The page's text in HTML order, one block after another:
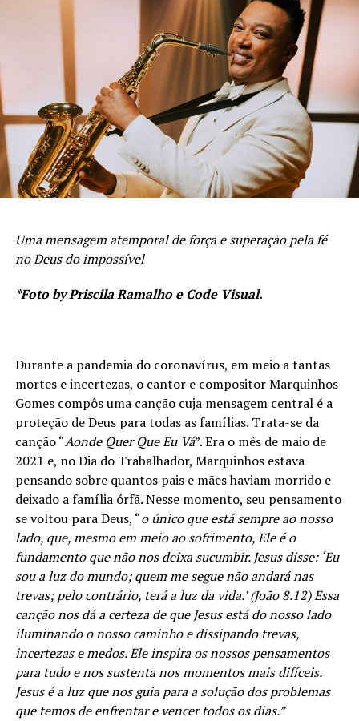
Uma mensagem atemporal de força e superação pela fé
no Deus do impossível
*Foto by Priscila Ramalho e Code Visual.
Durante a pandemia do coronavírus, em meio a tantas
mortes e incertezas, o cantor e compositor Marquinhos
Gomes compôs uma canção cuja mensagem central é a
proteção de Deus para todas as famílias. Trata-se da
canção “Aonde Quer Que Eu Vá”. Era o mês de maio de
2021 e, no Dia do Trabalhador, Marquinhos estava
pensando sobre quantos pais e mães haviam morrido e
deixado a família órfã. Nesse momento, seu pensamento
se voltou para Deus, “o único que está sempre ao nosso
lado, que, mesmo em meio ao sofrimento, Ele é o
fundamento que não nos deixa sucumbir. Jesus disse: ‘Eu
sou a luz do mundo; quem me segue não andará nas
trevas; pelo contrário, terá a luz da vida.’ (João 8.12) Essa
canção nos dá a certeza de que Jesus está do nosso lado
iluminando o nosso caminho e dissipando trevas,
incertezas e medos. Ele inspira os nossos pensamentos
para tudo e nos sustenta nos momentos mais difíceis.
Jesus é a luz que nos guia para a solução dos problemas
que temos de enfrentar e vencer todos os dias.”